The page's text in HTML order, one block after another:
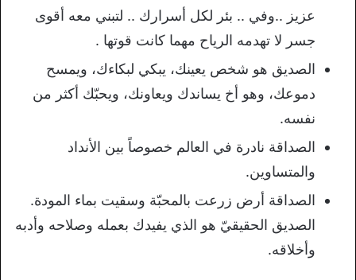
عزيز ..وفي .. بئر لكل أسرارك .. لتبني معه أقوى
جسر لا تهدمه الرياح مهما كانت قوتها .
الصديق هو شخص يعينك، يبكي لبكاءك، ويمسح
دموعك، وهو أخ يساندك ويعاونك، ويحبّك أكثر من
نفسه.
الصداقة نادرة في العالم خصوصاً بين الأنداد
والمتساوين.
الصداقة أرض زرعت بالمحبّة وسقيت بماء المودة.
الصديق الحقيقيّ هو الذي يفيدك بعمله وصلاحه وأدبه
وأخلاقه.